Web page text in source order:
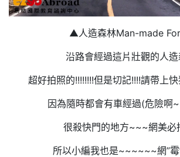
▲人造森林Man-made
沿路會經過這片壯觀的人
超好拍照的!!!!!!!!但是切記!!!!請帶上
因為隨時都會有車經過(危險啊
很殺快門的地方~~~網美必
所以小編我也是~~~~~~網”霉